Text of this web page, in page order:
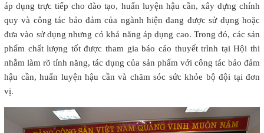
áp dụng trực tiếp cho đào tạo, huấn luyện hậu cần, xây dựng chính
quy và công tác bảo đảm của ngành hiện đang được sử dụng hoặc
đưa vào sử dụng nhưng có khả năng áp dụng cao. Trong đó, các sản
phẩm chất lượng tốt được tham gia báo cáo thuyết trình tại Hội thi
nhằm làm rõ tính năng, tác dụng của sản phẩm với công tác bảo đảm
hậu cần, huấn luyện hậu cần và chăm sóc sức khỏe bộ đội tại đơn
vị.